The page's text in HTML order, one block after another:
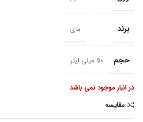
برند مای
حجم 50 میلی لیتر
در انبار موجود نمی باشد
مقايسه